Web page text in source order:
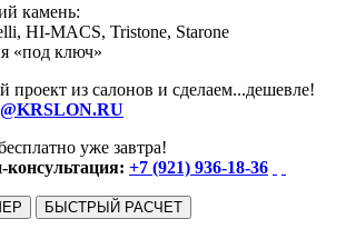
камень:
HI-MACS, Tristone, Starone
«под ключ»
проект из салонов и сделаем...дешевле!
уже завтра!
+7 (921) 936-18-36
БЫСТРЫЙ РАСЧЕТ